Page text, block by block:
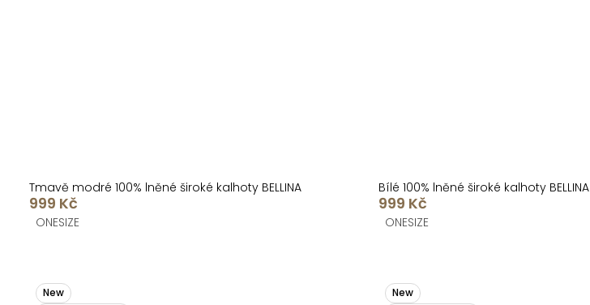
Tmavě modré 100% lněné široké kalhoty BELLINA
999 Kč
ONESIZE
Bílé 100% lněné široké kalhoty BELLINA
999 Kč
ONESIZE
New
New